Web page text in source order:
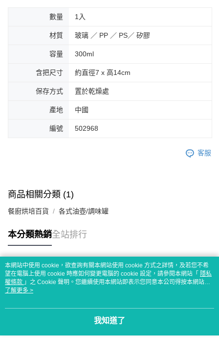
數量 1入
材質 玻璃 ／ PP ／ PS／ 矽膠
容量 300ml
含把尺寸 約直徑7 x 高14cm
保存方式 置於乾燥處
產地 中國
編號 502968
客服
商品相關分類 (1)
餐廚烘培百貨 各式油壺/調味罐
本分類熱銷全站排行
熱門標籤
本網站中使用 cookie，欲查詢有關本網站使用 cookie 方式之詳情，及若您不希
望在電腦上使用 cookie 時應如何變更電腦的 cookie 設定，請參閱本網站「 隱私
權條款 」之 Cookie 聲明。您繼續使用本網站即表示您同意本公司得按本網站使
用條款之 Cookie 聲明使用 cookie。
了解更多 >
我知道了